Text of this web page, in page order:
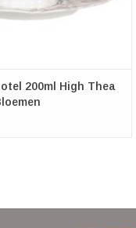
200ml High Thea